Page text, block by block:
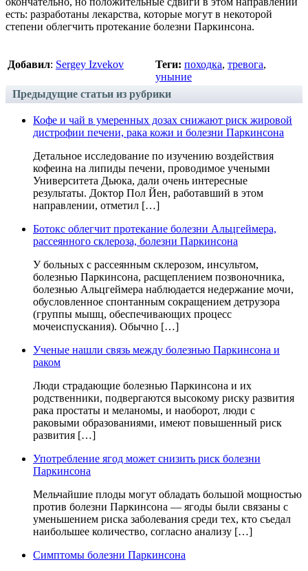
есть: разработаны лекарства, которые могут в некоторой
степени облегчить протекание болезни Паркинсона.
Добавил: Sergey Izvekov Теги: походка, тревога,
уныние
Предыдущие статьи из рубрики
Кофе и чай в умеренных дозах снижают риск жировой
дистрофии печени, рака кожи и болезни Паркинсона
Детальное исследование по изучению воздействия
кофеина на липиды печени, проводимое учеными
Университета Дьюка, дали очень интересные
результаты. Доктор Пол Йен, работавший в этом
направлении, отметил […]
Ботокс облегчит протекание болезни Альцгеймера,
рассеянного склероза, болезни Паркинсона
У больных с рассеянным склерозом, инсультом,
болезнью Паркинсона, расщеплением позвоночника,
болезнью Альцгеймера наблюдается недержание мочи,
обусловленное спонтанным сокращением детрузора
(группы мышц, обеспечивающих процесс
мочеиспускания). Обычно […]
Ученые нашли связь между болезнью Паркинсона и
раком
Люди страдающие болезнью Паркинсона и их
родственники, подвергаются высокому риску развития
рака простаты и меланомы, и наоборот, люди с
раковыми образованиями, имеют повышенный риск
развития […]
Употребление ягод может снизить риск болезни
Паркинсона
Мельчайшие плоды могут обладать большой мощностью
против болезни Паркинсона — ягоды были связаны с
уменьшением риска заболевания среди тех, кто съедал
наибольшее количество, согласно анализу […]
Симптомы болезни Паркинсона